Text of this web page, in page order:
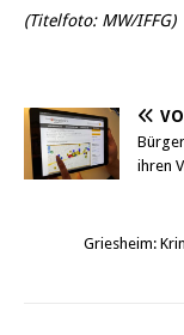
(Titelfoto: MW/IFFG)
ihren
Griesheim: